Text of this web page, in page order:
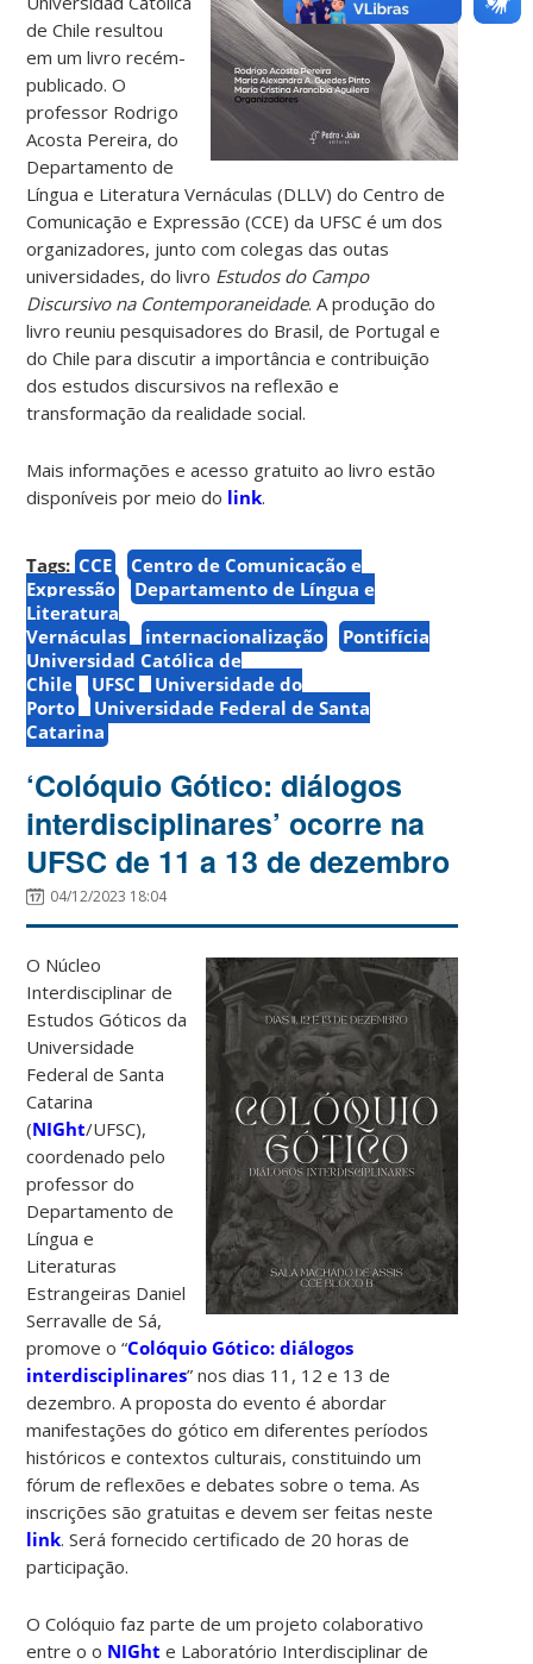
de Chile resultou
em um livro recém-
publicado.O
professor Rodrigo
Acosta Pereira, do
Departamento de
Língua e Literatura Vernáculas (DLLV) do Centro de
Comunicação e Expressão (CCE) da UFSC é um dos
organizadores, junto com colegas das outas
universidades, do livro Estudos do Campo
Discursivo na Contemporaneidade. A produção do
livro reuniu pesquisadores do Brasil, de Portugal e
do Chile para discutir a importância e contribuição
dos estudos discursivos na reflexão e
transformação da realidade social.
Mais informações e acesso gratuito ao livro estão
disponíveis por meio do link.
Tags: CCE
Centro de Comunicação e
Expressão
Departamento de Língua e
Literatura
Vernáculas
internacionalização
Pontifícia
Universidad Católica de
Chile
UFSC
Universidade do
Porto
Universidade Federal de Santa
Catarina
‘Colóquio Gótico: diálogos
interdisciplinares’ ocorre na
UFSC de 11 a 13 de dezembro
04/12/2023 18:04
O Núcleo
Interdisciplinar de
Estudos Góticos da
Universidade
Federal de Santa
Catarina
(NIGht/UFSC),
coordenado pelo
professor do
Departamento de
Língua e
Literaturas
Estrangeiras Daniel
Serravalle de Sá,
promove o “Colóquio Gótico: diálogos
interdisciplinares” nos dias 11, 12 e 13 de
dezembro. A proposta do evento é abordar
manifestações do gótico em diferentes períodos
históricos e contextos culturais, constituindo um
fórum de reflexões e debates sobre o tema. As
inscrições são gratuitas e devem ser feitas neste
link. Será fornecido certificado de 20 horas de
participação.
O Colóquio faz parte de um projeto colaborativo
entre o o NIGht e Laboratório Interdisciplinar de